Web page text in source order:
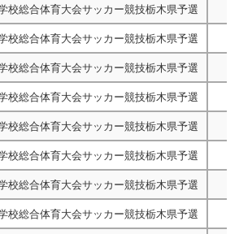
校総合体育大会サッカー競技栃木県予選
校総合体育大会サッカー競技栃木県予選
校総合体育大会サッカー競技栃木県予選
校総合体育大会サッカー競技栃木県予選
校総合体育大会サッカー競技栃木県予選
校総合体育大会サッカー競技栃木県予選
校総合体育大会サッカー競技栃木県予選
校総合体育大会サッカー競技栃木県予選